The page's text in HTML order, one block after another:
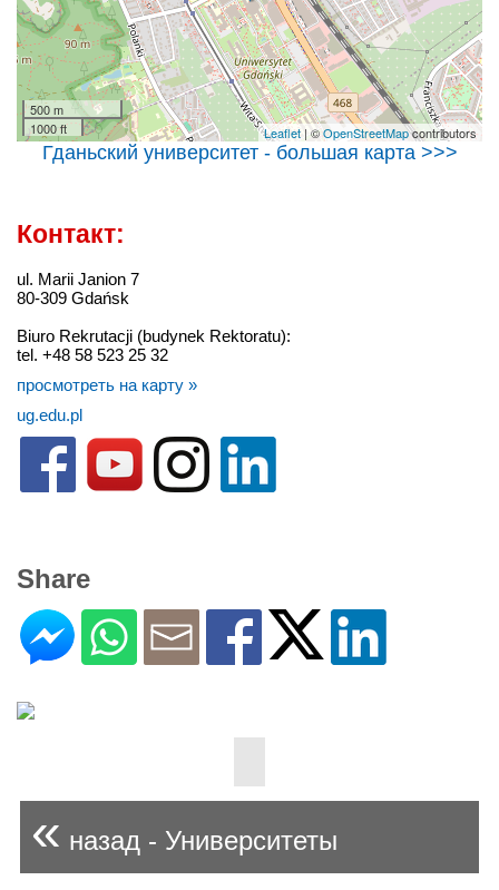
500 m
1000 ft
Leaflet | ©OpenStreetMapcontributors
Гданьский университет - большая карта >>>
Контакт:
ul. Marii Janion 7
80-309 Gdańsk
Biuro Rekrutacji (budynek Rektoratu):
tel. +48 58 523 25 32
просмотреть на карту »
ug.edu.pl
Share
« назад - Университеты